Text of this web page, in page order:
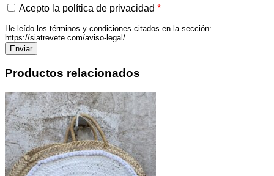
Acepto la política de privacidad *
He leído los términos y condiciones citados en la sección:
https://siatrevete.com/aviso-legal/
Productos relacionados